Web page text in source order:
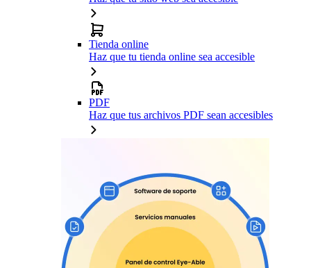
Tienda online
Haz que tu tienda online sea accesible
PDF
Haz que tus archivos PDF sean accesibles